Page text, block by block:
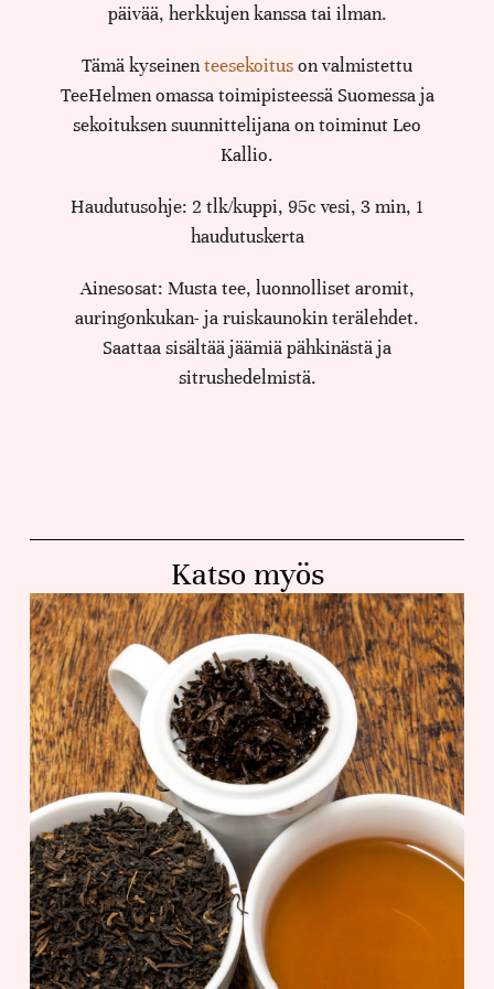
päivää, herkkujen kanssa tai ilman.
Tämä kyseinenteesekoituson valmistettu
TeeHelmen omassa toimipisteessä Suomessa ja
sekoituksen suunnittelijana on toiminut Leo
Kallio.
Haudutusohje: 2 tlk/kuppi, 95c vesi, 3 min, 1
haudutuskerta
Ainesosat: Musta tee, luonnolliset aromit,
auringonkukan- ja ruiskaunokin terälehdet.
Saattaa sisältää jäämiä pähkinästä ja
sitrushedelmistä.
Katso myös